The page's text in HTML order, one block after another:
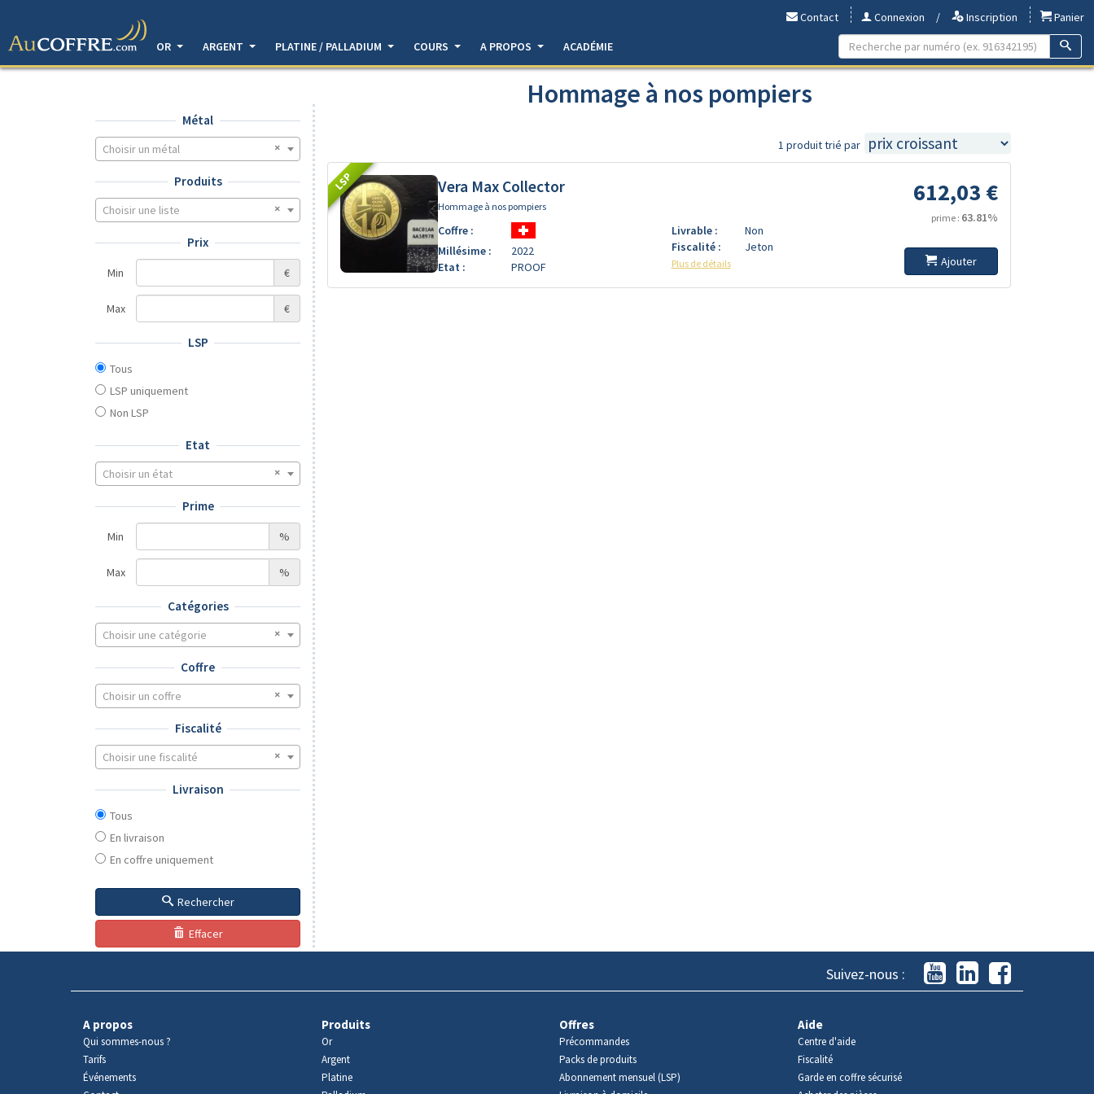
Contact Connexion / Inscription
Panier
OR
ARGENT PLATINE / PALLADIUM COURS A PROPOS ACADÉMIE
Métal
Choisir un métal
Produits
Choisir une liste
Prix
Min €
Max €
LSP
Tous
LSP uniquement
Non LSP
Etat
Choisir un état
Prime
Min %
Max %
Catégories
Choisir une catégorie
Coffre
Choisir un coffre
Fiscalité
Choisir une fiscalité
Livraison
Tous
En livraison
En coffre uniquement
Rechercher
Effacer
Hommage à nos pompiers
1 produit trié par
LSP Vera Max Collector
Hommage à nos pompiers
Coffre :
Millésime :
2022
Etat :
PROOF
Livrable :
Non
Fiscalité :
Jeton
Plus de détails
612,03 €
prime : 63.81%
Ajouter
Suivez-nous :
A propos
Qui sommes-nous ?
Tarifs
Événements
Produits
Or
Argent
Platine
Offres
Précommandes
Packs de produits
Abonnement mensuel (LSP)
Aide
Centre d'aide
Fiscalité
Garde en coffre sécurisé